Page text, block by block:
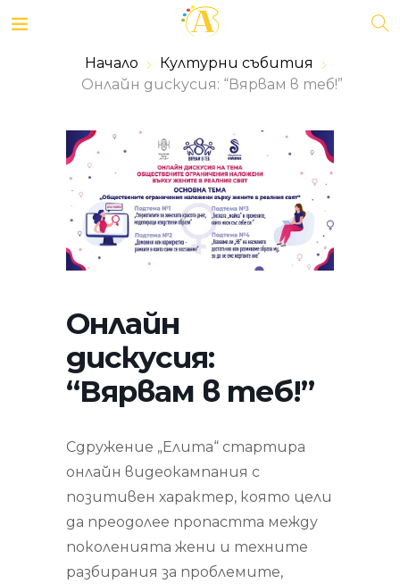
Начало
Културни събития
Онлайн дискусия: “Вярвам в теб!”
Онлайн
дискусия:
“Вярвам в теб!”
Сдружение „Елита“ стартира
онлайн видеокампания с
позитивен характер, която цели
да преодолее пропастта между
поколенията жени и техните
разбирания за проблемите,